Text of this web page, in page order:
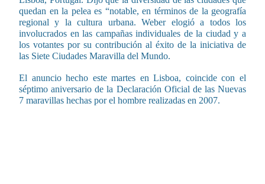
quedan en la pelea es “notable, en términos de la geografía
regional y la cultura urbana. Weber elogió a todos los
involucrados en las campañas individuales de la ciudad y a
los votantes por su contribución al éxito de la iniciativa de
las Siete Ciudades Maravilla del Mundo.
El anuncio hecho este martes en Lisboa, coincide con el
séptimo aniversario de la Declaración Oficial de las Nuevas
7 maravillas hechas por el hombre realizadas en 2007.